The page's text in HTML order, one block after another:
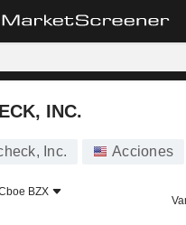
INC.
Inc. Acciones
BZX